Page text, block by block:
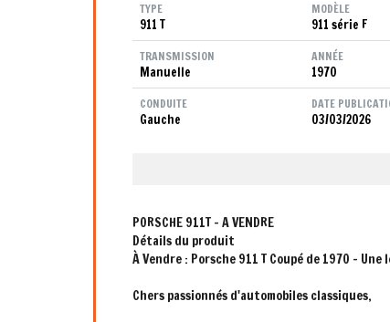
TYPE
911 T
MODÈLE
911 série F
TRANSMISSION
Manuelle
ANNÉE
1970
CONDUITE
Gauche
DATE
03/03/2026
PORSCHE 911T - A VENDRE
Détails du produit
À Vendre : Porsche 911 T Coupé de 1970 –
Chers passionnés d'automobiles classiques,